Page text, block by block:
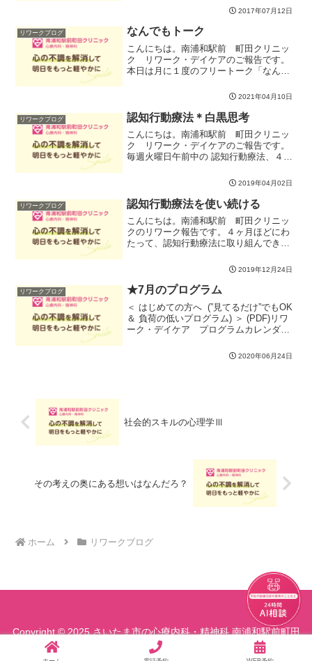
ました。次に、「ポジティブな表現とネ
ガティブな表現・その表現を使ったアク
ティビティ」について参...
2017年07月12日
リワークブログ なんでもトーク
こんにちは。南浦和駅前 町田クリニッ
ク リワーク・デイケアのご報告です。
本日は月に１度のフリートーク「なんで
なかなかリワークへは来られない方・ど
こにも吐き出す場がなくて、誰かに話を
聞いてもらえたらなと思う...
2021年04月10日
リワークブログ 認知行動療法＊白黒思考
こんにちは。南浦和駅前 町田クリニッ
ク リワーク・デイケアのご報告です。
毎週火曜日午前中の 認知行動療法、４月
していきます。１つ１つの傾向をじっく
り理解し、更に自分自身のテーマに当て
はめてみて捉え方を広げ...
2019年04月02日
リワークブログ 認知行動療法を使い続ける
こんにちは。南浦和駅前 町田クリニッ
クのリワーク報告です。４ヶ月ほどにわ
たって、認知行動療法に取り組んできま
使い続けるための工夫を考えてみまし
た。プログラムで学んだこと、身につけ
たこと、それぞれにいろいろ...
2019年12月24日
リワークブログ ★7月のプログラム
＜ はじめての方へ (”見てるだけ”でもOK
＆ 負荷の低いプログラム) ＞ (PDF)リワ
ーク・デイケア プログラムカレンダー
前に診察にて事前確認が必要です（詳し
くは受付まで）＊状況によりプログラ...
2020年06月24日
社会的スキルの心理学Ⅲ
その考えの奥にある想いはなんだろ？
ホーム リワークブログ
Copyright © 2025 さいたま市の心療内科・精神科 南浦和駅前町田
クリニック All Rights Reserved.
チャット